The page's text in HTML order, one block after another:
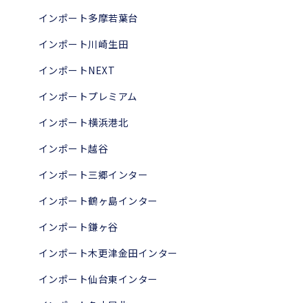
インポート多摩若葉台
インポート川崎生田
インポートNEXT
インポートプレミアム
インポート横浜港北
インポート越谷
インポート三郷インター
インポート鶴ヶ島インター
インポート鎌ヶ谷
インポート木更津金田インター
インポート仙台東インター